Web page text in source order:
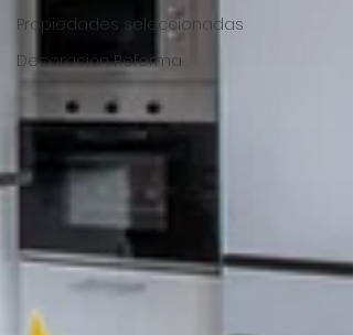
Propiedades seleccionadas
Decoración Reforma